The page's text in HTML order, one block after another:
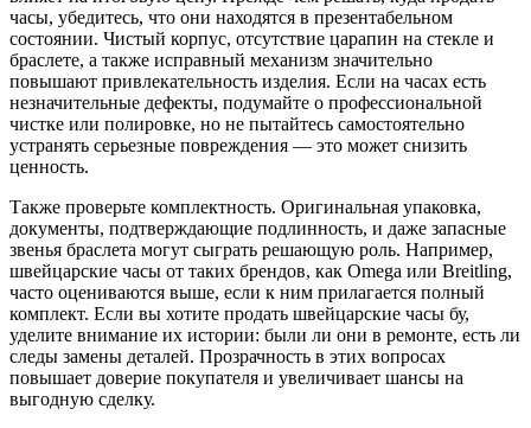
часы, убедитесь, что они находятся в презентабельном
состоянии. Чистый корпус, отсутствие царапин на стекле и
браслете, а также исправный механизм значительно
повышают привлекательность изделия. Если на часах есть
незначительные дефекты, подумайте о профессиональной
чистке или полировке, но не пытайтесь самостоятельно
устранять серьезные повреждения — это может снизить
ценность.
Также проверьте комплектность. Оригинальная упаковка,
документы, подтверждающие подлинность, и даже запасные
звенья браслета могут сыграть решающую роль. Например,
швейцарские часы от таких брендов, как Omega или Breitling,
часто оцениваются выше, если к ним прилагается полный
комплект. Если вы хотите продать швейцарские часы бу,
уделите внимание их истории: были ли они в ремонте, есть ли
следы замены деталей. Прозрачность в этих вопросах
повышает доверие покупателя и увеличивает шансы на
выгодную сделку.